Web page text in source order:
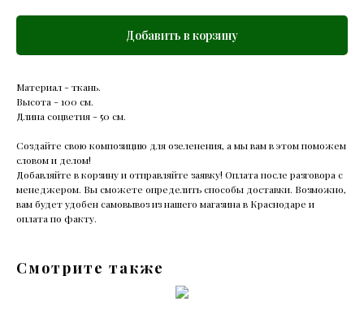
Добавить в корзину
Материал - ткань.
Высота - 100 см.
Длина соцветия - 50 см.
Создайте свою композицию для озеленения, а мы вам в этом поможем
словом и делом!
Добавляйте в корзину и отправляйте заявку! Оплата после разговора с
менеджером. Вы сможете определить способы доставки. Возможно,
вам будет удобен самовывоз из нашего магазина в Краснодаре и
оплата по факту.
Смотрите также